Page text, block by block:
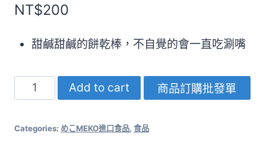
NT$200
甜鹹甜鹹的餅乾棒，不自覺的會一直吃涮嘴
Add to cart 商品訂購批發單
Categories: めこMEKO進口食品, 食品